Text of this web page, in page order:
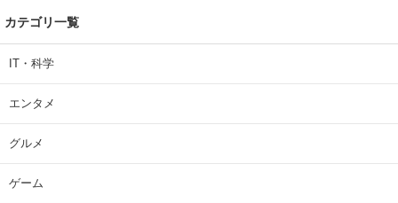
カテゴリ一覧
IT・科学
エンタメ
グルメ
ゲーム